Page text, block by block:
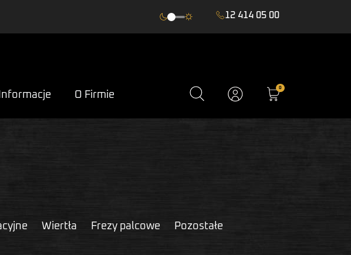
12 414 05 00
Informacje O Firmie
0
Wiertła Frezy palcowe Pozostałe